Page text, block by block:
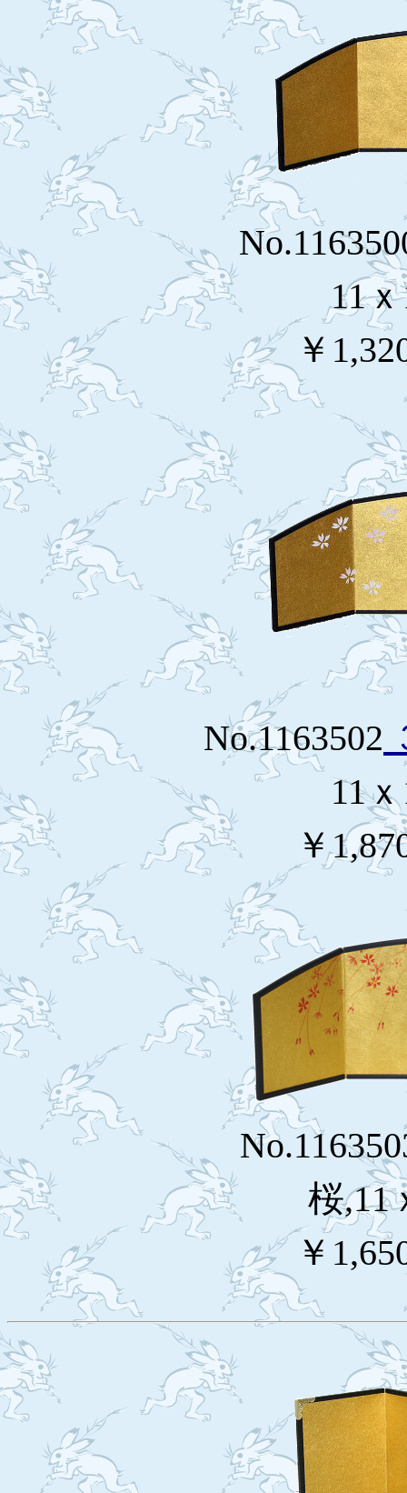
11
￥
No.1163502
11
￥
桜,11
￥